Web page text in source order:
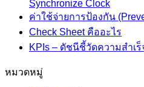
Synchronize Clock
ค่าใช้จ่ายการป้องกัน
Check Sheet คืออะไร
KPIs – ดัชนีชี้วัดความสำเ
หมวดหมู่